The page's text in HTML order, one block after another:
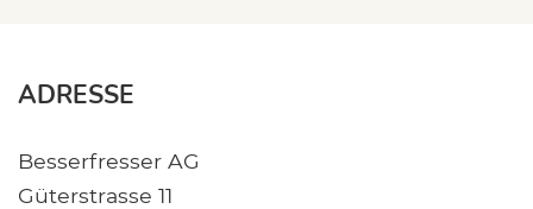
ADRESSE
Besserfresser AG
Güterstrasse 11